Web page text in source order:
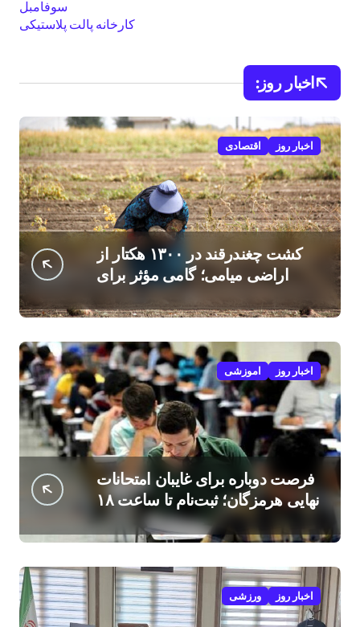
سوفامبل
کارخانه پالت پلاستیکی
اخبار روز:
اخبار روز اقتصادی
کشت چغندرقند در ۱۳۰۰ هکتار از
اراضی میامی؛ گامی مؤثر برای
افزایش درآمد کشاورزان
اخبار روز اموزشی
فرصت دوباره برای غایبان امتحانات
نهایی هرمزگان؛ ثبت‌نام تا ساعت ۱۸
امروز
اخبار روز ورزشی